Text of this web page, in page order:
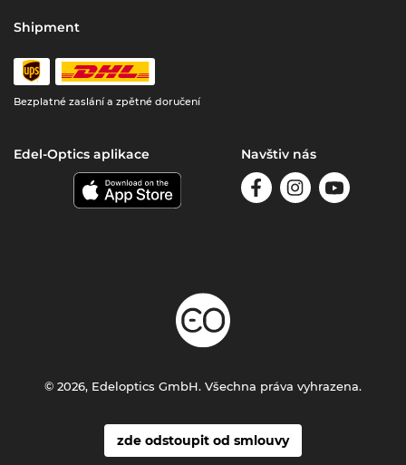
Shipment
Bezplatné zaslání a zpětné doručení
Edel-Optics aplikace Navštiv nás
zde odstoupit od smlouvy
© 2026, Edeloptics GmbH. Všechna práva vyhrazena.